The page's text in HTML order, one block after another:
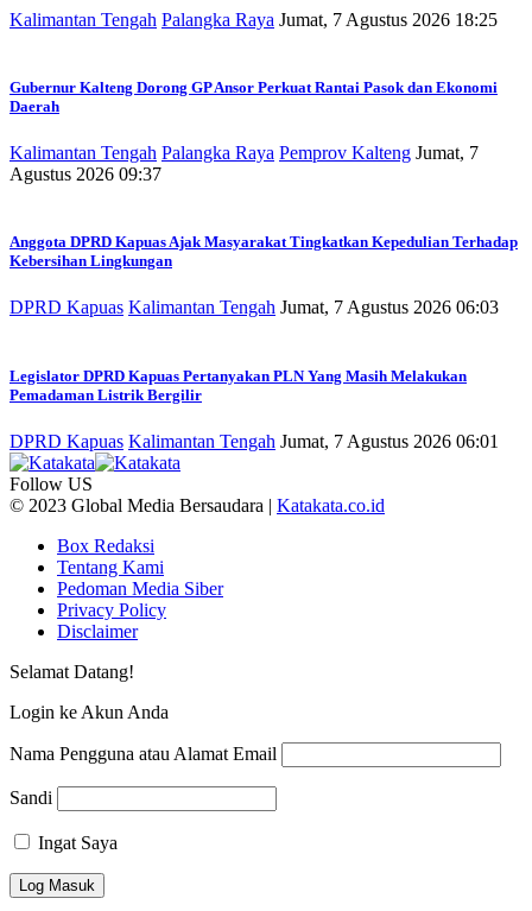
Kalimantan Tengah Palangka Raya Jumat, 7 Agustus 2026 18:25
Gubernur Kalteng Dorong GP Ansor Perkuat Rantai Pasok dan Ekonomi
Daerah
Kalimantan Tengah Palangka Raya Pemprov Kalteng Jumat, 7
Agustus 2026 09:37
Anggota DPRD Kapuas Ajak Masyarakat Tingkatkan Kepedulian Terhadap
Kebersihan Lingkungan
DPRD Kapuas Kalimantan Tengah Jumat, 7 Agustus 2026 06:03
Legislator DPRD Kapuas Pertanyakan PLN Yang Masih Melakukan
Pemadaman Listrik Bergilir
DPRD Kapuas Kalimantan Tengah Jumat, 7 Agustus 2026 06:01
Follow US
© 2023 Global Media Bersaudara | Katakata.co.id
Box Redaksi
Tentang Kami
Pedoman Media Siber
Privacy Policy
Disclaimer
Selamat Datang!
Login ke Akun Anda
Nama Pengguna atau Alamat Email
Sandi
Ingat Saya